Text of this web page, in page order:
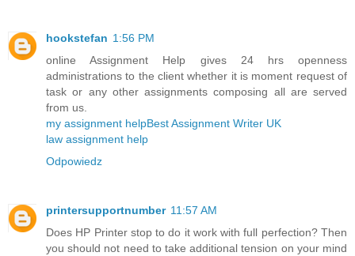
hookstefan 1:56 PM
online Assignment Help gives 24 hrs openness
administrations to the client whether it is moment request of
task or any other assignments composing all are served
from us.
my assignment helpBest Assignment Writer UK
law assignment help
Odpowiedz
printersupportnumber 11:57 AM
Does HP Printer stop to do it work with full perfection? Then
you should not need to take additional tension on your mind